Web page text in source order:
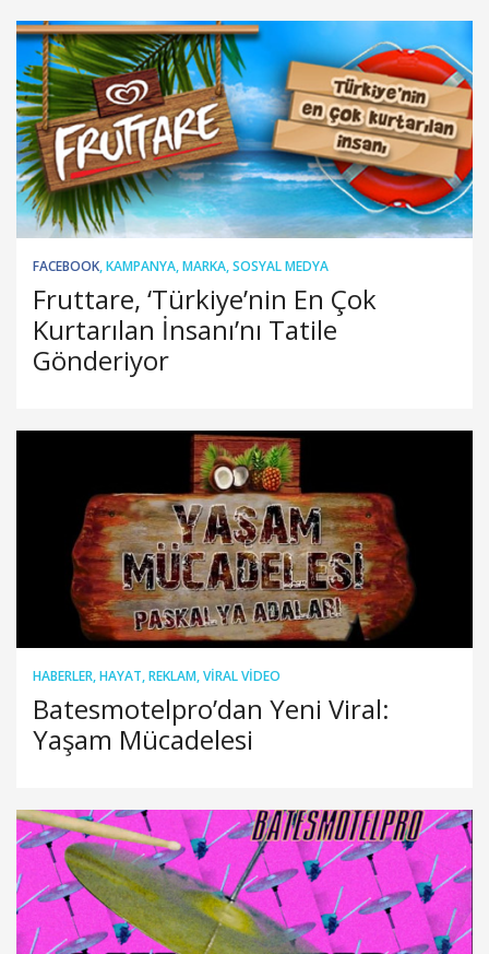
FACEBOOK,KAMPANYA,MARKA,SOSYAL MEDYA
Fruttare, ‘Türkiye’nin En Çok
Kurtarılan İnsanı’nı Tatile
Gönderiyor
HABERLER,HAYAT,REKLAM,VIRAL VIDEO
Batesmotelpro’dan Yeni Viral:
Yaşam Mücadelesi